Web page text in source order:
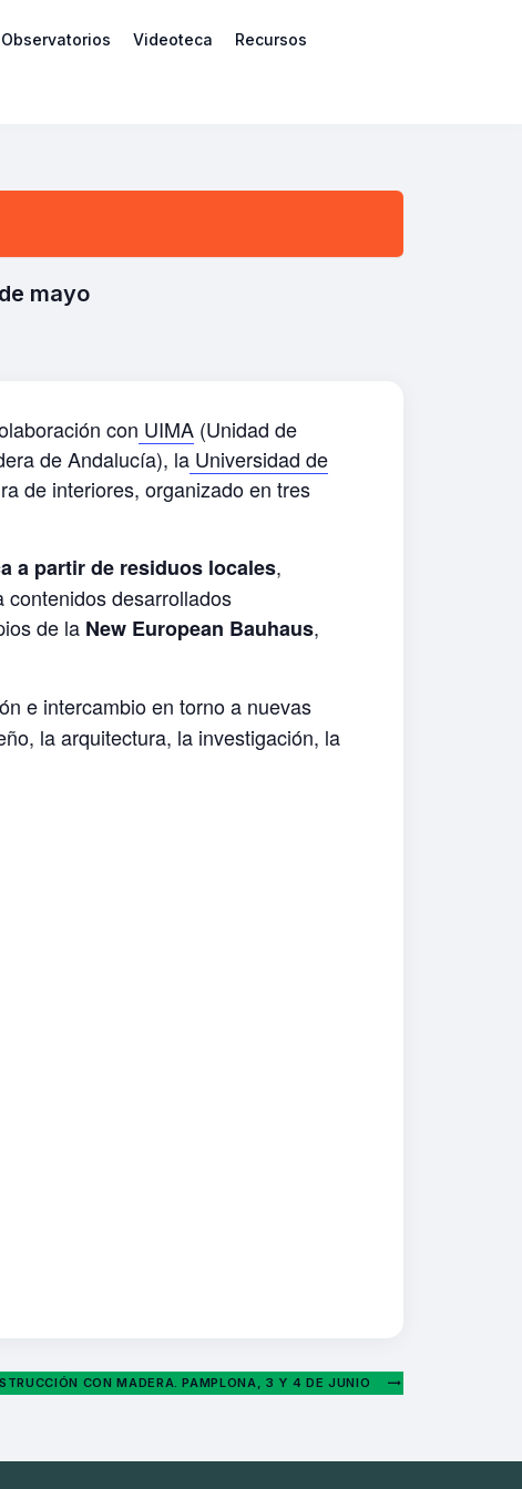
Observatorios Videoteca Recursos
mayo
con UIMA(Unidad de
de Andalucía), laUniversidad de
de interiores, organizado en tres
a partir de residuos locales,
desarrollados
de la New European Bauhaus,
e intercambio en torno a nuevas
la arquitectura, la investigación, la
CON MADERA. PAMPLONA, 3 Y 4 DE JUNIO